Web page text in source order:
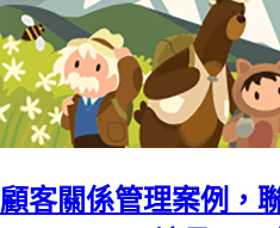
顧客關係管理案例，